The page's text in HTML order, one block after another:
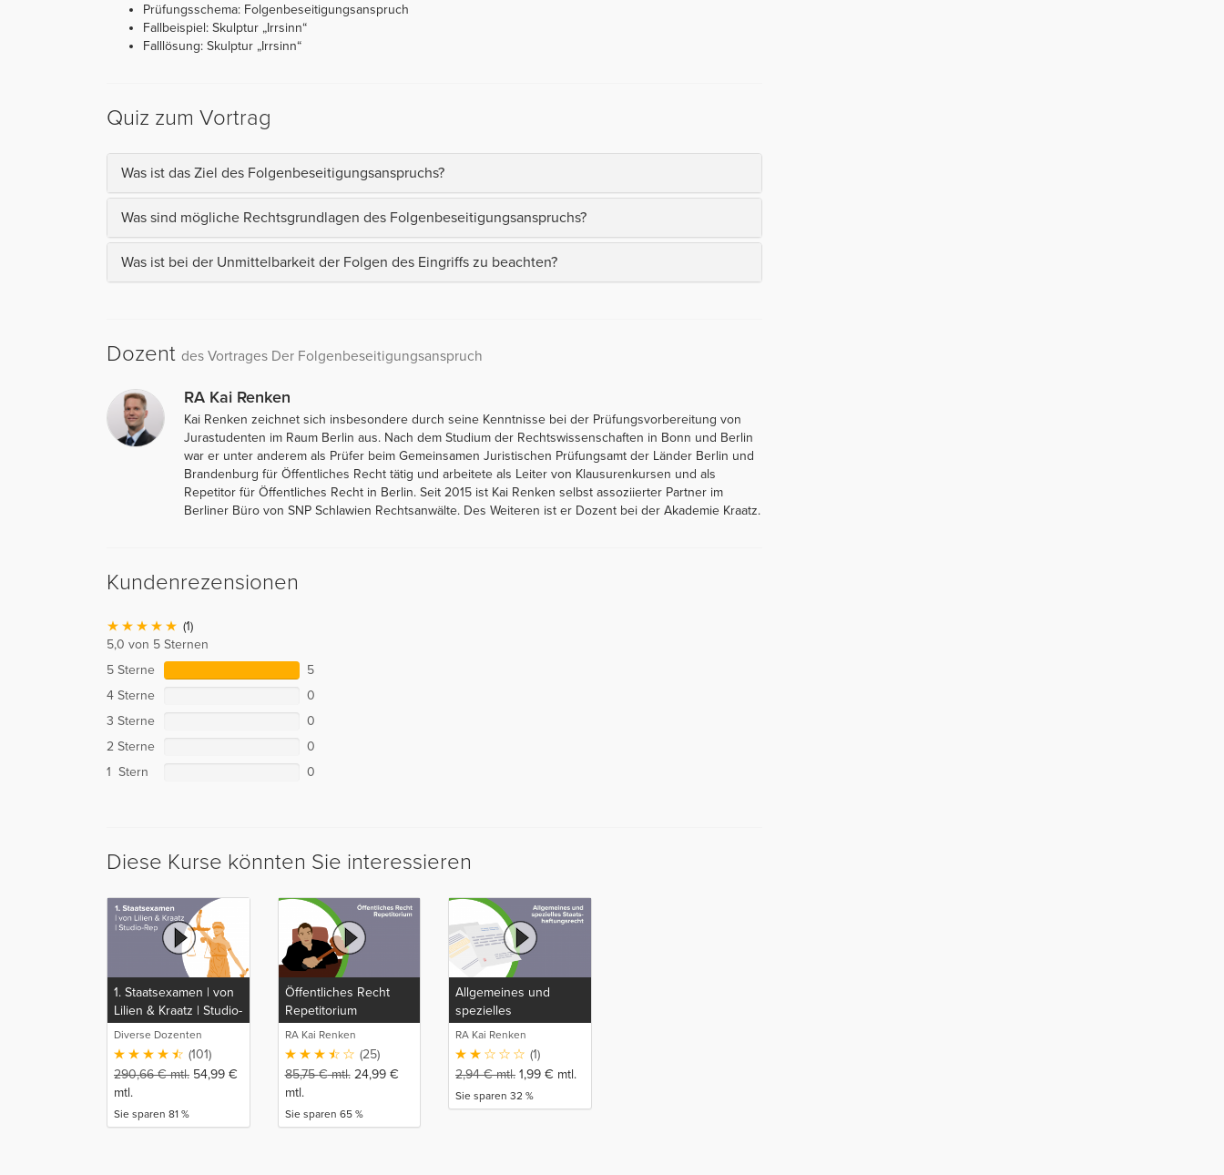
Prüfungsschema: Folgenbeseitigungsanspruch
Fallbeispiel: Skulptur „Irrsinn“
Falllösung: Skulptur „Irrsinn“
Quiz zum Vortrag
Was ist das Ziel des Folgenbeseitigungsanspruchs?
Was sind mögliche Rechtsgrundlagen des Folgenbeseitigungsanspruchs?
Was ist bei der Unmittelbarkeit der Folgen des Eingriffs zu beachten?
Dozent des Vortrages Der Folgenbeseitigungsanspruch
RA Kai Renken
Kai Renken zeichnet sich insbesondere durch seine Kenntnisse bei der Prüfungsvorbereitung von
Jurastudenten im Raum Berlin aus. Nach dem Studium der Rechtswissenschaften in Bonn und Berlin
war er unter anderem als Prüfer beim Gemeinsamen Juristischen Prüfungsamt der Länder Berlin und
Brandenburg für Öffentliches Recht tätig und arbeitete als Leiter von Klausurenkursen und als
Repetitor für Öffentliches Recht in Berlin. Seit 2015 ist Kai Renken selbst assoziierter Partner im
Berliner Büro von SNP Schlawien Rechtsanwälte. Des Weiteren ist er Dozent bei der Akademie Kraatz.
Kundenrezensionen
(1)
5,0 von 5 Sternen
5 Sterne
5
4 Sterne
0
3 Sterne
0
2 Sterne
0
1 Stern
0
Diese Kurse könnten Sie interessieren
1. Staatsexamen | von
Lilien & Kraatz | Studio-
Rep
Diverse Dozenten
(101)
290,66€mtl. 54,99 €
mtl.
Sie sparen 81 %
Öffentliches Recht
Repetitorium
RA Kai Renken
(25)
85,75€mtl. 24,99 €
mtl.
Sie sparen 65 %
Allgemeines und
spezielles
Staatshaftungsrecht
RA Kai Renken
(1)
2,94€mtl. 1,99 € mtl.
Sie sparen 32 %